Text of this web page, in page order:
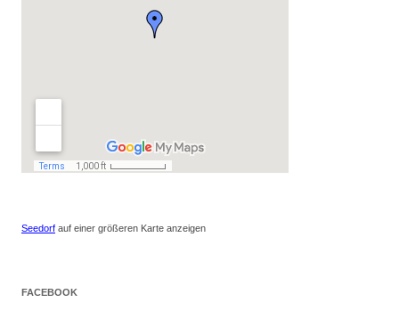
Seedorf auf einer größeren Karte anzeigen
FACEBOOK